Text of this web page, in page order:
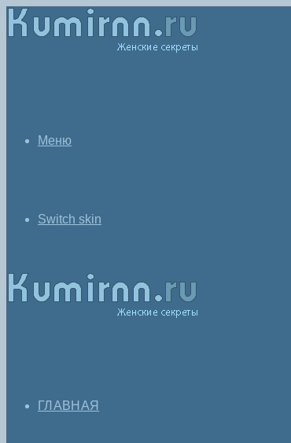
Меню
Switch skin
ГЛАВНАЯ